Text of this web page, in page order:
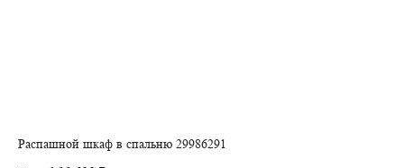
Распашной шкаф в спальню 29986291